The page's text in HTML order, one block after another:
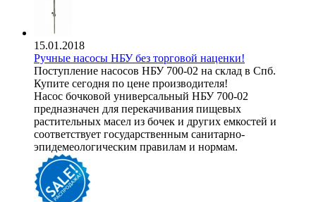
15.01.2018
Ручные насосы НБУ без торговой наценки!
Поступление насосов НБУ 700-02 на склад в Спб.
Купите сегодня по цене производителя!
Насос бочковой универсальный НБУ 700-02
предназначен для перекачивания пищевых
растительных масел из бочек и других емкостей и
соответствует государственным санитарно-
эпидемеологическим правилам и нормам.